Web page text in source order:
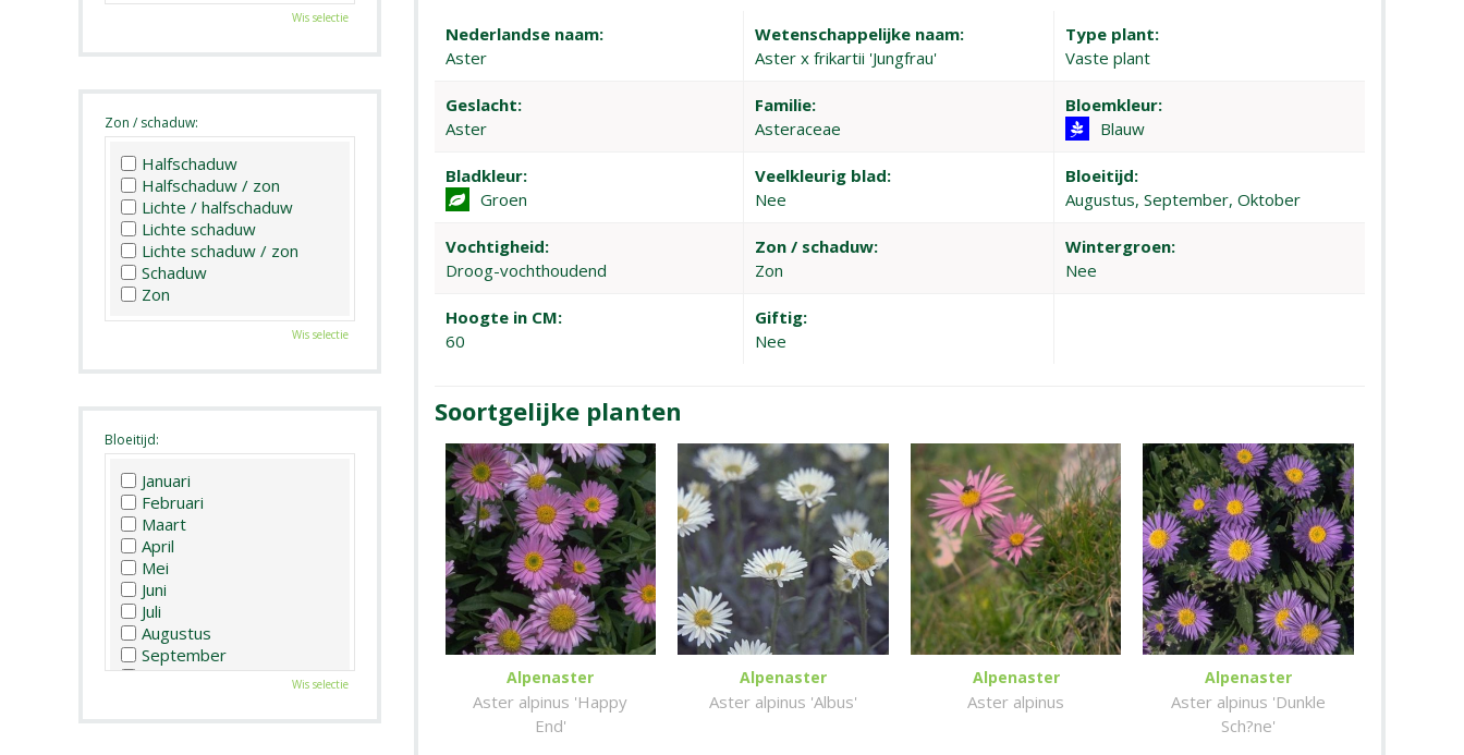
Nederlandse naam:
Aster
Wetenschappelijke naam:
Aster x frikartii 'Jungfrau'
Type plant:
Vaste plant
Geslacht:
Aster
Familie:
Asteraceae
Bloemkleur:
Blauw
Bladkleur:
Groen
Veelkleurig blad:
Nee
Bloeitijd:
Augustus, September, Oktober
Vochtigheid:
Droog-vochthoudend
Zon / schaduw:
Zon
Wintergroen:
Nee
Hoogte in CM:
60
Giftig:
Nee
Soortgelijke planten
Alpenaster
Aster alpinus 'Happy
End'
Alpenaster
Aster alpinus 'Albus'
Alpenaster
Aster alpinus
Alpenaster
Aster alpinus 'Dunkle
Sch?ne'
Wis selectie
Zon / schaduw:
Halfschaduw
Halfschaduw / zon
Lichte / halfschaduw
Lichte schaduw
Lichte schaduw / zon
Schaduw
Zon
Wis selectie
Bloeitijd:
Januari
Februari
Maart
April
Mei
Juni
Juli
Augustus
September
Oktober
Wis selectie